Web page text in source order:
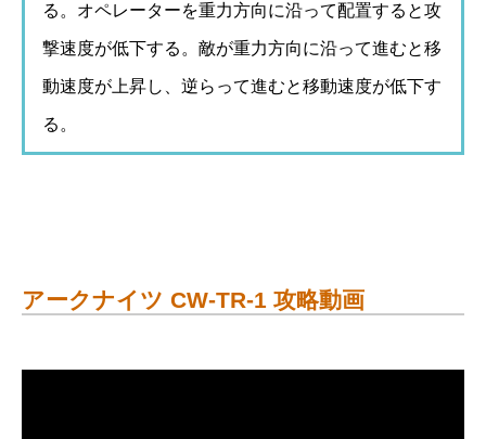
る。オペレーターを重力方向に沿って配置すると攻
撃速度が低下する。敵が重力方向に沿って進むと移
動速度が上昇し、逆らって進むと移動速度が低下す
る。
アークナイツ CW-TR-1 攻略動画